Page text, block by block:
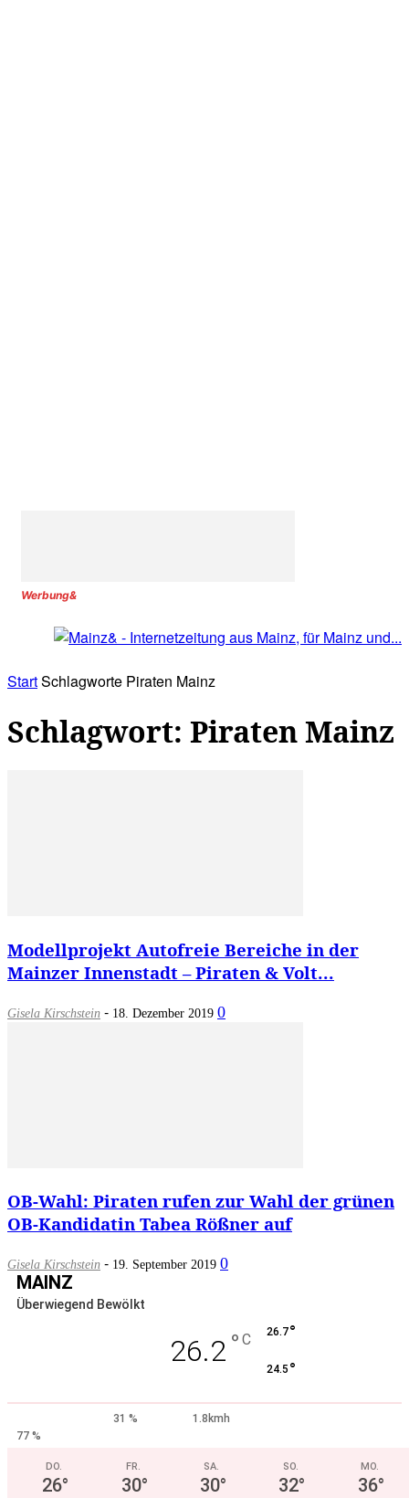
Werbung&
StartSchlagworte Piraten Mainz
Schlagwort: Piraten Mainz
Modellprojekt Autofreie Bereiche in der
Mainzer Innenstadt – Piraten & Volt...
Gisela Kirschstein - 18. Dezember 2019 0
OB-Wahl: Piraten rufen zur Wahl der grünen
OB-Kandidatin Tabea Rößner auf
Gisela Kirschstein - 19. September 2019 0
MAINZ
Überwiegend Bewölkt
26.2 ° C 26.7°
24.5 °
31 %
1.8kmh
77 %
DO.
26°
FR.
30°
SA.
30°
SO.
32°
MO.
36°